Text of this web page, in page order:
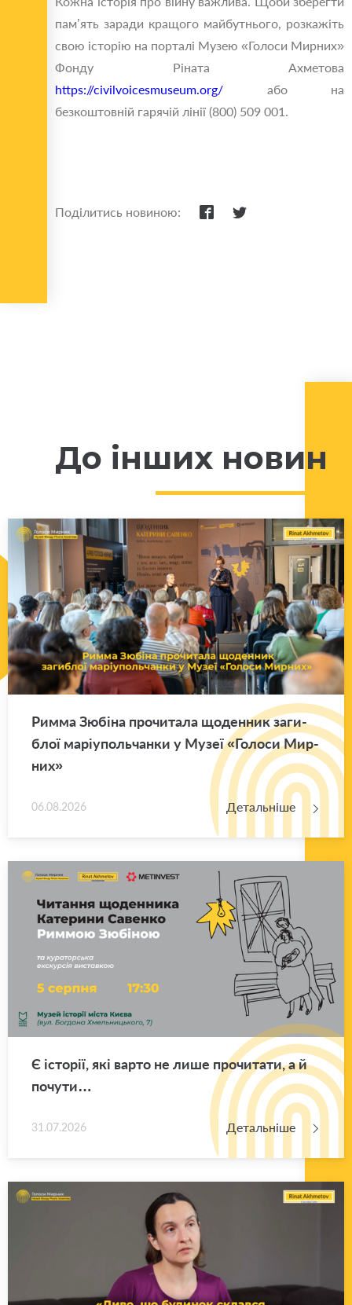
пам’ять заради кращого майбутнього, розкажіть
свою історію на порталі Музею «Голоси Мирних»
Фонду Ріната Ахметова
https://civilvoicesmuseum.org/ або на
безкоштовній гарячій лінії (800) 509 001.
Поділитись новиною:
До інших новин
Римма Зю­бі­на про­чи­та­ла що­ден­ник за­ги­
блої ма­рі­у­поль­чан­ки у Музеї «Го­ло­си Мир­
них»
06.08.2026 Детальніше
Є істо­рії, які варто не лише про­чи­та­ти, а й
по­чу­ти…
31.07.2026 Детальніше